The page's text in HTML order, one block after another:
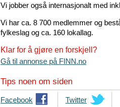
Vi jobber også internasjonalt med
Vi har ca. 8 700 medlemmer og
fylkeslag og ca. 160 lokallag.
Klar for å gjøre en forskjell?
Gå til annonse på FINN.no
Tips noen om siden
T
Facebook
T
Twitter